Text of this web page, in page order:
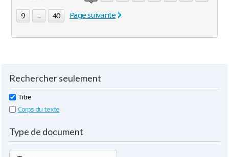
9 ... 40 Page suivante
Rechercher seulement
Titre
Corps du texte
Type de document